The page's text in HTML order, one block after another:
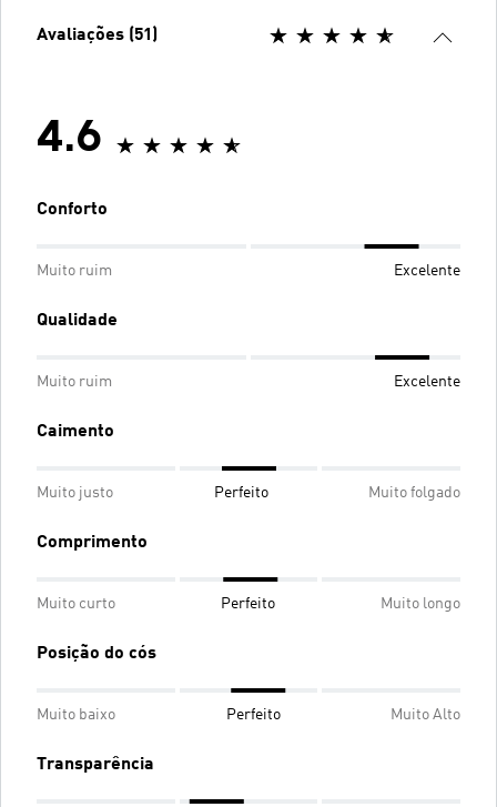
Avaliações (51)
4.6
Conforto
Muito ruim Excelente
Qualidade
Muito ruim Excelente
Caimento
Muito justo Perfeito Muito folgado
Comprimento
Muito curto Perfeito Muito longo
Posição do cós
Muito baixo Perfeito Muito Alto
Transparência